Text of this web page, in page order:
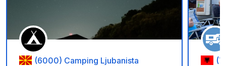
(6000) Camping Ljubanista